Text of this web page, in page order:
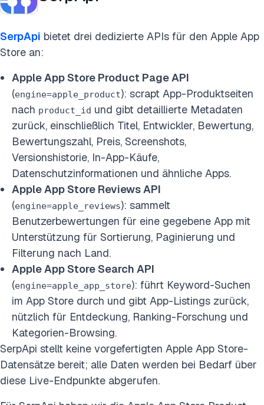
SerpApi bietet drei dedizierte APIs für den Apple App
Store an:
Apple App Store Product Page API
(engine=apple_product): scrapt App-Produktseiten
nach product_id und gibt detaillierte Metadaten
zurück, einschließlich Titel, Entwickler, Bewertung,
Bewertungszahl, Preis, Screenshots,
Versionshistorie, In-App-Käufe,
Datenschutzinformationen und ähnliche Apps.
Apple App Store Reviews API
(engine=apple_reviews): sammelt
Benutzerbewertungen für eine gegebene App mit
Unterstützung für Sortierung, Paginierung und
Filterung nach Land.
Apple App Store Search API
(engine=apple_app_store): führt Keyword-Suchen
im App Store durch und gibt App-Listings zurück,
nützlich für Entdeckung, Ranking-Forschung und
Kategorien-Browsing.
SerpApi stellt keine vorgefertigten Apple App Store-
Datensätze bereit; alle Daten werden bei Bedarf über
diese Live-Endpunkte abgerufen.